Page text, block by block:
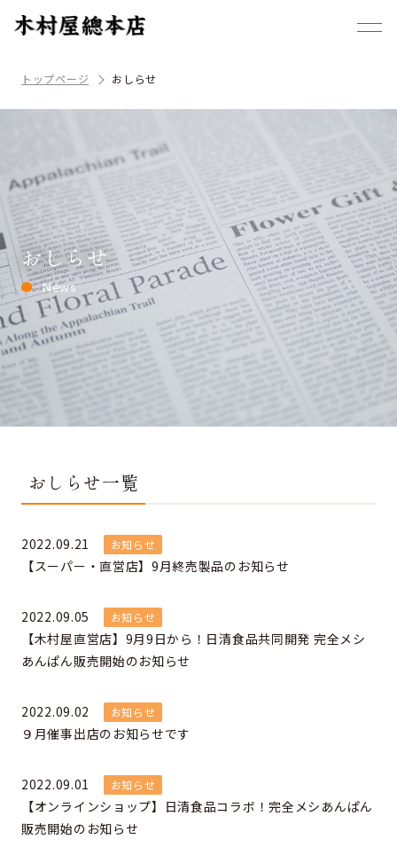
トップページ おしらせ
おしらせ
News
おしらせ一覧
2022.09.21 お知らせ
【スーパー・直営店】9月終売製品のお知らせ
2022.09.05 お知らせ
【木村屋直営店】9月9日から！日清食品共同開発 完全メシ
あんぱん販売開始のお知らせ
2022.09.02 お知らせ
９月催事出店のお知らせです
2022.09.01 お知らせ
【オンラインショップ】日清食品コラボ！完全メシあんぱん
販売開始のお知らせ